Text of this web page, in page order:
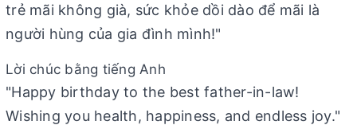
trẻ mãi không già, sức khỏe dồi dào để mãi là
người hùng của gia đình mình!"
Lời chúc bằng tiếng Anh
"Happy birthday to the best father-in-law!
Wishing you health, happiness, and endless joy."